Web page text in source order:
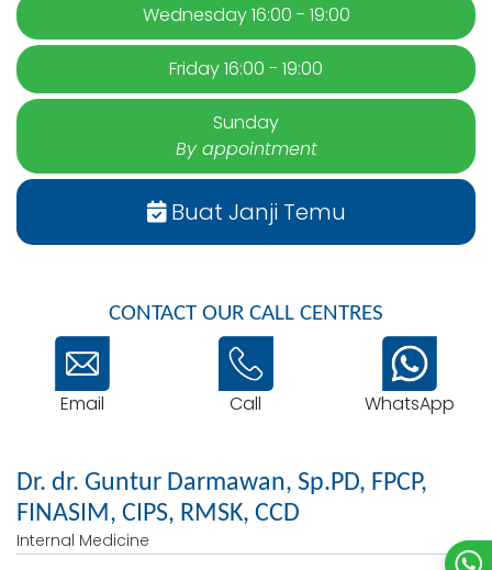
Wednesday 16:00 - 19:00
Friday 16:00 - 19:00
Sunday
By appointment
Buat Janji Temu
CONTACT OUR CALL CENTRES
Email Call WhatsApp
Dr. dr. Guntur Darmawan, Sp.PD, FPCP,
FINASIM, CIPS, RMSK, CCD
Internal Medicine